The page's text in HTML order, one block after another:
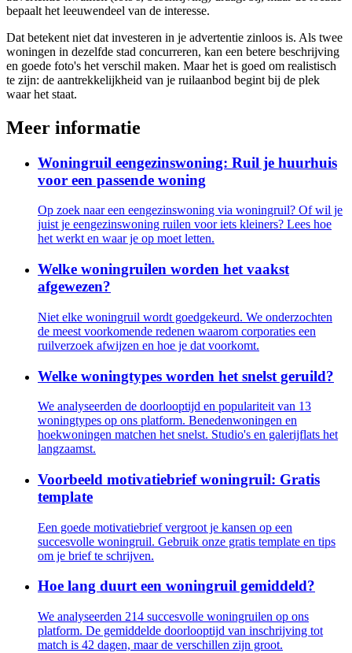
bepaalt het leeuwendeel van de interesse.
Dat betekent niet dat investeren in je advertentie zinloos is. Als twee
woningen in dezelfde stad concurreren, kan een betere beschrijving
en goede foto's het verschil maken. Maar het is goed om realistisch
te zijn: de aantrekkelijkheid van je ruilaanbod begint bij de plek
waar het staat.
Meer informatie
Woningruil eengezinswoning: Ruil je huurhuis
voor een passende woning
Op zoek naar een eengezinswoning via woningruil? Of wil je
juist je eengezinswoning ruilen voor iets kleiners? Lees hoe
het werkt en waar je op moet letten.
Welke woningruilen worden het vaakst
afgewezen?
Niet elke woningruil wordt goedgekeurd. We onderzochten
de meest voorkomende redenen waarom corporaties een
ruilverzoek afwijzen en hoe je dat voorkomt.
Welke woningtypes worden het snelst geruild?
We analyseerden de doorlooptijd en populariteit van 13
woningtypes op ons platform. Benedenwoningen en
hoekwoningen matchen het snelst. Studio's en galerijflats het
langzaamst.
Voorbeeld motivatiebrief woningruil: Gratis
template
Een goede motivatiebrief vergroot je kansen op een
succesvolle woningruil. Gebruik onze gratis template en tips
om je brief te schrijven.
Hoe lang duurt een woningruil gemiddeld?
We analyseerden 214 succesvolle woningruilen op ons
platform. De gemiddelde doorlooptijd van inschrijving tot
match is 42 dagen, maar de verschillen zijn groot.